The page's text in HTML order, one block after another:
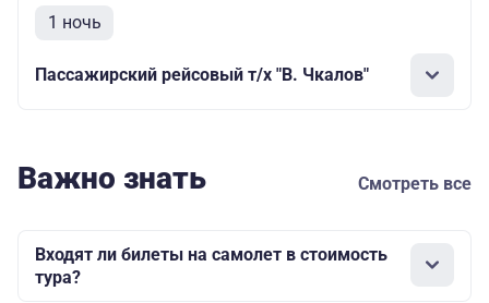
1 ночь
Пассажирский рейсовый т/х "В. Чкалов"
Важно знать Смотреть все
Входят ли билеты на самолет в стоимость
тура?